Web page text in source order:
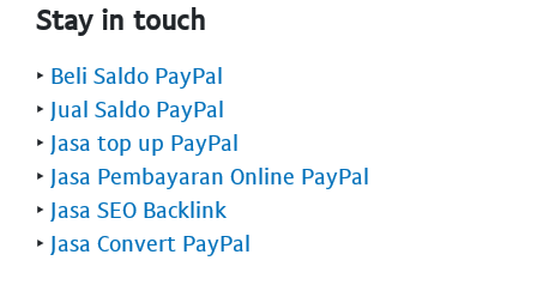
Stay in touch
‣ Beli Saldo PayPal
‣ Jual Saldo PayPal
‣ Jasa top up PayPal
‣ Jasa Pembayaran Online PayPal
‣ Jasa SEO Backlink
‣ Jasa Convert PayPal